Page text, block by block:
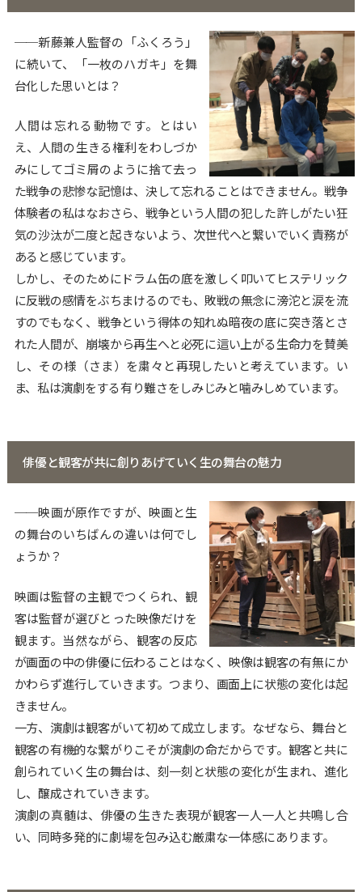
──新藤兼人監督の「ふくろう」
に続いて、「一枚のハガキ」を舞
台化した思いとは？
人間は忘れる動物です。とはい
え、人間の生きる権利をわしづか
みにしてゴミ屑のように捨て去っ
た戦争の悲惨な記憶は、決して忘れることはできません。戦争
体験者の私はなおさら、戦争という人間の犯した許しがたい狂
気の沙汰が二度と起きないよう、次世代へと繋いでいく責務が
あると感じています。
しかし、そのためにドラム缶の底を激しく叩いてヒステリック
に反戦の感情をぶちまけるのでも、敗戦の無念に滂沱と涙を流
すのでもなく、戦争という得体の知れぬ暗夜の底に突き落とさ
れた人間が、崩壊から再生へと必死に這い上がる生命力を賛美
し、その様（さま）を粛々と再現したいと考えています。い
ま、私は演劇をする有り難さをしみじみと噛みしめています。
俳優と観客が共に創りあげていく生の舞台の魅力
──映画が原作ですが、映画と生
の舞台のいちばんの違いは何でし
ょうか？
映画は監督の主観でつくられ、観
客は監督が選びとった映像だけを
観ます。当然ながら、観客の反応
が画面の中の俳優に伝わることはなく、映像は観客の有無にか
かわらず進行していきます。つまり、画面上に状態の変化は起
きません。
一方、演劇は観客がいて初めて成立します。なぜなら、舞台と
観客の有機的な繋がりこそが演劇の命だからです。観客と共に
創られていく生の舞台は、刻一刻と状態の変化が生まれ、進化
し、醸成されていきます。
演劇の真髄は、俳優の生きた表現が観客一人一人と共鳴し合
い、同時多発的に劇場を包み込む厳粛な一体感にあります。